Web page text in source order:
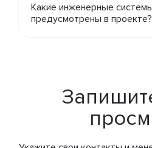
Какие инженерные
предусмотрены в проекте?